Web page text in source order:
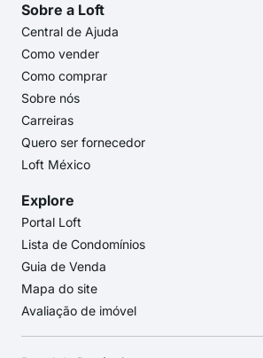
Sobre a Loft
Central de Ajuda
Como vender
Como comprar
Sobre nós
Carreiras
Quero ser fornecedor
Loft México
Explore
Portal Loft
Lista de Condomínios
Guia de Venda
Mapa do site
Avaliação de imóvel